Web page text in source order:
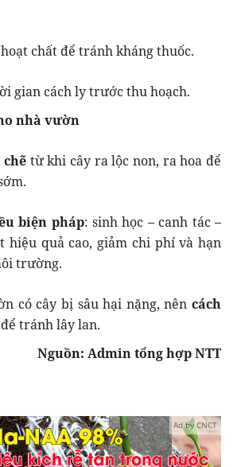
chất để tránh kháng thuốc.
gian cách ly trước thu hoạch.
nhà vườn
từ khi cây ra lộc non, ra hoa để
biện pháp: sinh học – canh tác –
hiệu quả cao, giảm chi phí và hạn
trường.
có cây bị sâu hại nặng, nên cách
để tránh lây lan.
Nguồn: Admin tổng hợp NTT
Ad by CNCT